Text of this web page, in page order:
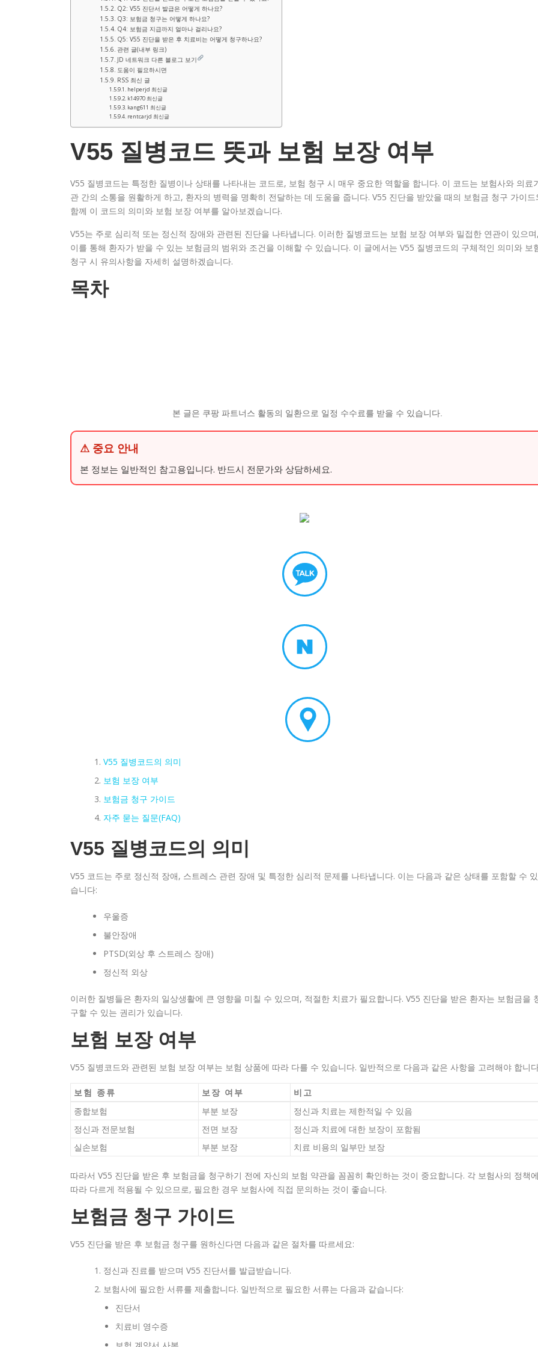
Q2: V55 진단서 발급은 어떻게 하나요?
Q3: 보험금 청구는 어떻게 하나요?
Q4: 보험금 지급까지 얼마나 걸리나요?
Q5: V55 진단을 받은 후 치료비는 어떻게 청구하나요?
관련 글(내부 링크)
JD 네트워크 다른 블로그 보기
도움이 필요하시면
RSS 최신 글
helperjd 최신글
k14970 최신글
kang611 최신글
rentcarjd 최신글
V55 질병코드 뜻과 보험 보장 여부
V55 질병코드는 특정한 질병이나 상태를 나타내는 코드로, 보험 청구 시 매우 중요한 역할을 합니다. 이 코드는 보험사와 의료
관 간의 소통을 원활하게 하고, 환자의 병력을 명확히 전달하는 데 도움을 줍니다. V55 진단을 받았을 때의 보험금 청구 가이드
함께 이 코드의 의미와 보험 보장 여부를 알아보겠습니다.
V55는 주로 심리적 또는 정신적 장애와 관련된 진단을 나타냅니다. 이러한 질병코드는 보험 보장 여부와 밀접한 연관이 있으
이를 통해 환자가 받을 수 있는 보험금의 범위와 조건을 이해할 수 있습니다. 이 글에서는 V55 질병코드의 구체적인 의미와 보
청구 시 유의사항을 자세히 설명하겠습니다.
목차
본 글은 쿠팡 파트너스 활동의 일환으로 일정 수수료를 받을 수 있습니다.
⚠ 중요 안내
본 정보는 일반적인 참고용입니다. 반드시 전문가와 상담하세요.
V55 질병코드의 의미
보험 보장 여부
보험금 청구 가이드
자주 묻는 질문(FAQ)
V55 질병코드의 의미
V55 코드는 주로 정신적 장애, 스트레스 관련 장애 및 특정한 심리적 문제를 나타냅니다. 이는 다음과 같은 상태를 포함할 수 있
습니다:
우울증
불안장애
PTSD(외상 후 스트레스 장애)
정신적 외상
이러한 질병들은 환자의 일상생활에 큰 영향을 미칠 수 있으며, 적절한 치료가 필요합니다. V55 진단을 받은 환자는 보험금을
구할 수 있는 권리가 있습니다.
보험 보장 여부
V55 질병코드와 관련된 보험 보장 여부는 보험 상품에 따라 다를 수 있습니다. 일반적으로 다음과 같은 사항을 고려해야 합니
보험 종류 보장 여부
비고
종합보험
부분 보장
정신과 치료는 제한적일 수 있음
정신과 전문보험
전면 보장
정신과 치료에 대한 보장이 포함됨
실손보험
부분 보장 치료 비용의 일부만 보장
따라서 V55 진단을 받은 후 보험금을 청구하기 전에 자신의 보험 약관을 꼼꼼히 확인하는 것이 중요합니다. 각 보험사의 정책
따라 다르게 적용될 수 있으므로, 필요한 경우 보험사에 직접 문의하는 것이 좋습니다.
보험금 청구 가이드
V55 진단을 받은 후 보험금 청구를 원하신다면 다음과 같은 절차를 따르세요:
정신과 진료를 받으며 V55 진단서를 발급받습니다.
보험사에 필요한 서류를 제출합니다. 일반적으로 필요한 서류는 다음과 같습니다:
진단서
치료비 영수증